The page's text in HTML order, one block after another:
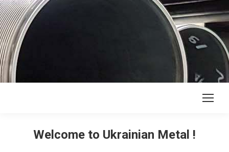
Welcome to Ukrainian Metal !